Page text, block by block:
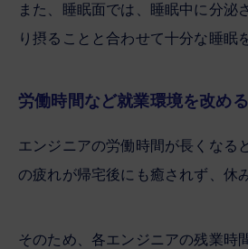
また、睡眠面では、睡眠中に分泌
り摂ることと合わせて十分な睡眠
労働時間など就業環境を改める
エンジニアの労働時間が長くなる
の疲れが帰宅後にも癒されず、休
そのため、各エンジニアの残業時